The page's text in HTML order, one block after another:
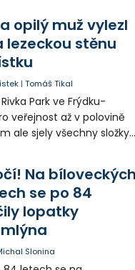
opilý muž vylezl
lezeckou stěnu
|Tomáš Tikal
Park ve Frýdku-
veřejnost až v polovině
ale sjely všechny složky
lezeckou stěnu a nemohl
Na bíloveckých
se po 84
lopatky
Slonina